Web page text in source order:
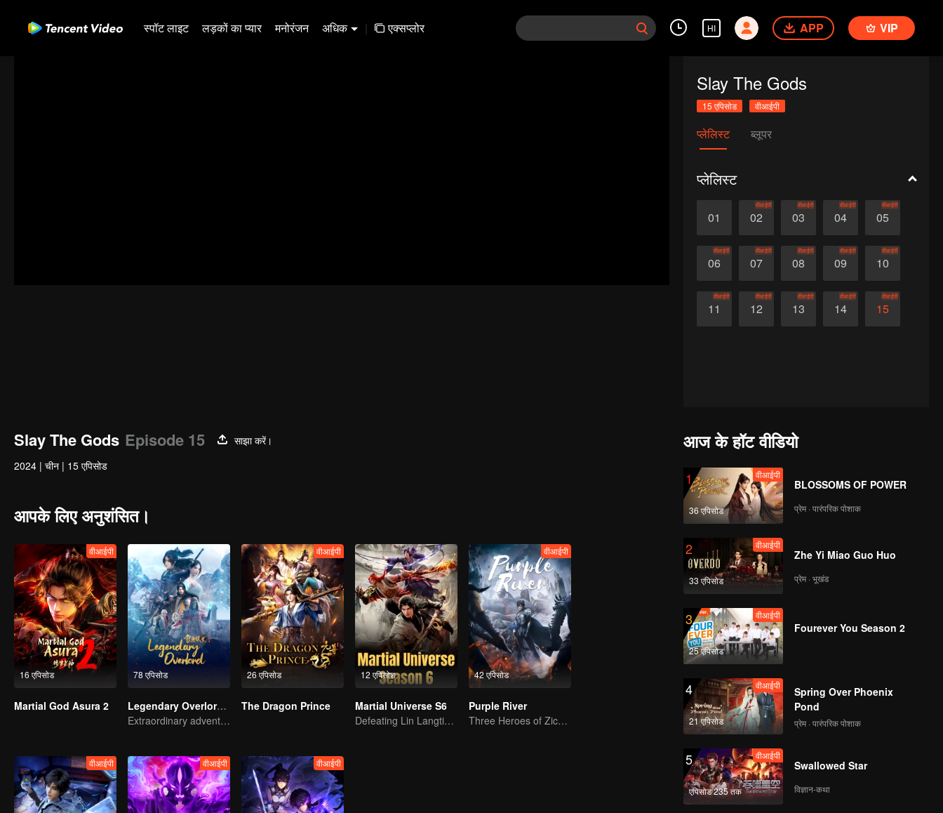
स्पॉट लाइट लड़कों का प्यार मनोरंजन अधिक | एक्सप्लोर HI APP VIP
Slay The Gods
15 एपिसोड वीआईपी
प्लेलिस्ट ब्लूपर
प्लेलिस्ट
01 02
वीआईपी
03
वीआईपी
04
वीआईपी
05
वीआईपी
06
वीआईपी
07
वीआईपी
08
वीआईपी
09
वीआईपी
10
वीआईपी
11
वीआईपी
12
वीआईपी
13
वीआईपी
14
वीआईपी
15
वीआईपी
Slay The Gods Episode 15
साझा करें।
2024 | चीन | 15 एपिसोड
आपके लिए अनुशंसित।
16 एपिसोड
वीआईपी
Martial God Asura 2
78 एपिसोड
Legendary Overlord S2
Extraordinary adventure, a teenager reborn from adversity.
26 एपिसोड
वीआईपी
The Dragon Prince
12 एपिसोड
Martial Universe S6
Defeating Lin Langtian, rising to the championship.
42 एपिसोड
वीआईपी
Purple River
Three Heroes of Zichuan's adventure on Xichuan Continent
वीआईपी वीआईपी वीआईपी
आज के हॉट वीडियो
1
36 एपिसोड
वीआईपी
BLOSSOMS OF POWER
प्रेम · पारंपरिक पोशाक
2
33 एपिसोड
वीआईपी
Zhe Yi Miao Guo Huo
प्रेम · भूखंड
3
25 एपिसोड
वीआईपी
Fourever You Season 2
4
21 एपिसोड
वीआईपी
Spring Over Phoenix
Pond
प्रेम · पारंपरिक पोशाक
5
एपिसोड 235 तक
वीआईपी
Swallowed Star
विज्ञान-कथा